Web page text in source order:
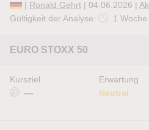
| Ronald Gehrt | 04.06.2026 |
Gültigkeit der Analyse:
1 Woche
EURO STOXX 50
Kursziel
—
Erwartung
Neutral